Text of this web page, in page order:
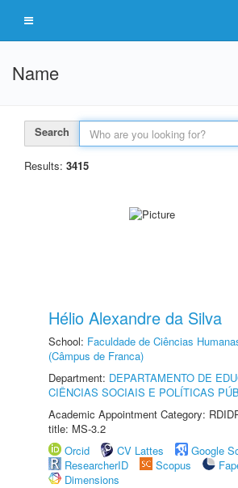
Name
Search
Results: 3415
Hélio Alexandre da Silva
School: Faculdade de Ciências
(Câmpus de Franca)
Department: DEPARTAMENTO DE
CIÊNCIAS SOCIAIS E POLÍTICAS
Academic Appointment Category:
title: MS-3.2
Orcid
CV Lattes
Google
ResearcherID
Scopus
Dimensions